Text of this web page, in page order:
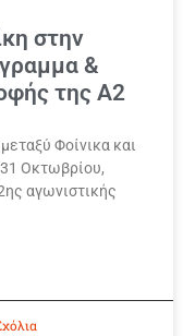
στην
&
της Α2
Φοίνικα και
31 Οκτωβρίου,
αγωνιστικής